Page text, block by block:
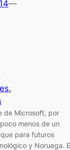
—
de Microsoft, por
menos de un
para futuros
y Noruega.